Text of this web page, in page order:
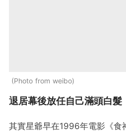
Photo from weibo
退居幕後放任自己滿頭白髮
其實星爺早在1996年電影《食